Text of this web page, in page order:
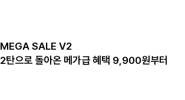
MEGA SALE V2
2탄으로 돌아온 메가급 혜택 9,900원부터